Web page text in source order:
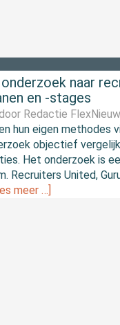
naar
en -stages
Redactie
hun eigen methodes
objectief
Het onderzoek is
Recruiters United,
meer …]